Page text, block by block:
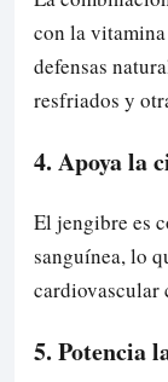
con la
defensas
resfriados y
4. Apoya la
El jengibre es
sanguínea, lo
cardiovascular
5. Potencia